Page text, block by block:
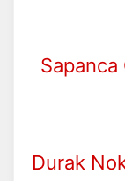
Durak